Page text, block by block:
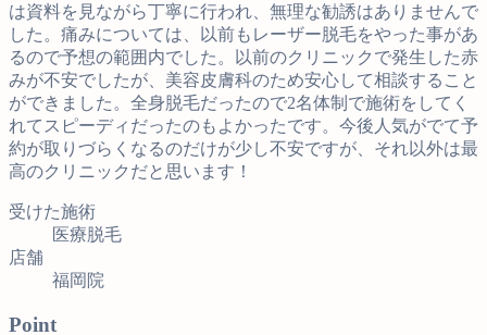
は資料を見ながら丁寧に行われ、無理な勧誘はありませんで
した。痛みについては、以前もレーザー脱毛をやった事があ
るので予想の範囲内でした。以前のクリニックで発生した赤
みが不安でしたが、美容皮膚科のため安心して相談すること
ができました。全身脱毛だったので2名体制で施術をしてく
れてスピーディだったのもよかったです。今後人気がでて予
約が取りづらくなるのだけが少し不安ですが、それ以外は最
高のクリニックだと思います！
受けた施術
医療脱毛
店舗
福岡院
Point